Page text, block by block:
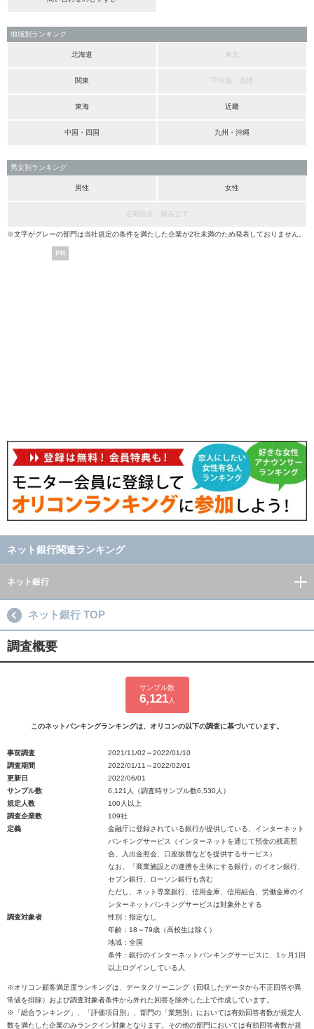
地域別ランキング
北海道 東北
関東 甲信越・北陸
東海 近畿
中国・四国 九州・沖縄
男女別ランキング
男性 女性
定期預金・積み立て
※文字がグレーの部門は当社規定の条件を満たした企業が2社未満のため発表しておりません。
PR
ネット銀行関連ランキング
ネット銀行
ネット銀行 TOP
調査概要
サンプル数
6,121人
このネットバンキングランキングは、オリコンの以下の調査に基づいています。
事前調査
2021/11/02～2022/01/10
調査期間
2022/01/11～2022/02/01
更新日
2022/06/01
サンプル数
6,121人（調査時サンプル数6,530人）
規定人数
100人以上
調査企業数
109社
定義
金融庁に登録されている銀行が提供している、インターネット
バンキングサービス（インターネットを通じて預金の残高照
合、入出金照会、口座振替などを提供するサービス）
なお、「商業施設との連携を主体にする銀行」のイオン銀行、
セブン銀行、ローソン銀行も含む
ただし、ネット専業銀行、信用金庫、信用組合、労働金庫のイ
ンターネットバンキングサービスは対象外とする
調査対象者
性別：指定なし
年齢：18～79歳（高校生は除く）
地域：全国
条件：銀行のインターネットバンキングサービスに、1ヶ月1回
以上ログインしている人
※オリコン顧客満足度ランキングは、データクリーニング（回収したデータから不正回答や異
常値を排除）および調査対象者条件から外れた回答を除外した上で作成しています。
※「総合ランキング」、「評価項目別」、部門の「業態別」においては有効回答者数が規定人
数を満たした企業のみランクイン対象となります。その他の部門においては有効回答者数が規